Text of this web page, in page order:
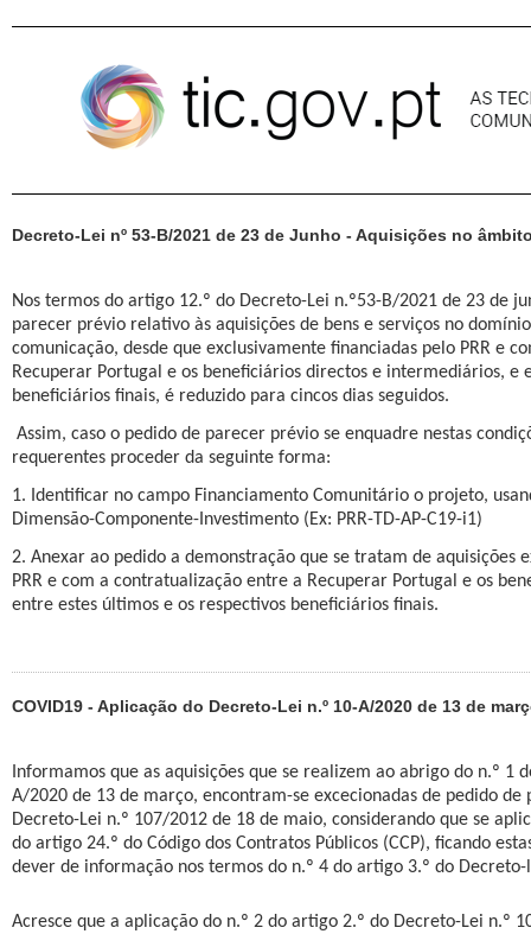
Decreto-Lei nº 53-B/2021 de 23 de Junho - Aquisições no
Nos termos do artigo 12.º do Decreto-Lei n.º53-B/2021 de 23 de
parecer prévio relativo às aquisições de bens e serviços no
comunicação, desde que exclusivamente financiadas pelo PRR e
Recuperar Portugal e os beneficiários directos e intermediários, e
beneficiários finais, é reduzido para cincos dias seguidos.
Assim, caso o pedido de parecer prévio se enquadre nestas
requerentes proceder da seguinte forma:
1. Identificar no campo Financiamento Comunitário o projeto,
Dimensão-Componente-Investimento (Ex: PRR-TD-AP-C19-i1)
2. Anexar ao pedido a demonstração que se tratam de aquisições
PRR e com a contratualização entre a Recuperar Portugal e os
entre estes últimos e os respectivos beneficiários finais.
COVID19 - Aplicação do Decreto-Lei n.º 10-A/2020 de 13 de
Informamos que as aquisições que se realizem ao abrigo do n.º 1
A/2020 de 13 de março, encontram-se excecionadas de pedido
Decreto-Lei n.º 107/2012 de 18 de maio, considerando que se
do artigo 24.º do Código dos Contratos Públicos (CCP), ficando
dever de informação nos termos do n.º 4 do artigo 3.º do
Acresce que a aplicação do n.º 2 do artigo 2.º do Decreto-Lei n.º